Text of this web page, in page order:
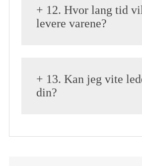
+ 12. Hvor lang tid
levere varene?
+ 13. Kan jeg vite
din?